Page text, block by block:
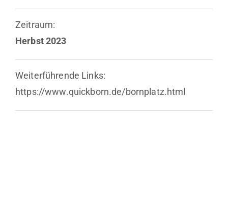
Zeitraum:
Herbst 2023
Weiterführende Links:
https://www.quickborn.de/bornplatz.html